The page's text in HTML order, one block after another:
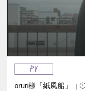
PV
oruri様「紙風船」